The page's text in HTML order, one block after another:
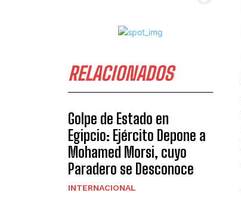
RELACIONADOS
Golpe de Estado en
Egipcio: Ejército Depone a
Mohamed Morsi, cuyo
Paradero se Desconoce
INTERNACIONAL